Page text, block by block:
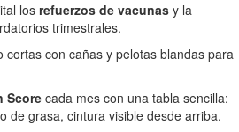
los refuerzos de vacunas y la
trimestrales.
cortas con cañas y pelotas blandas para
Scorecada mes con una tabla sencilla:
de grasa, cintura visible desde arriba.